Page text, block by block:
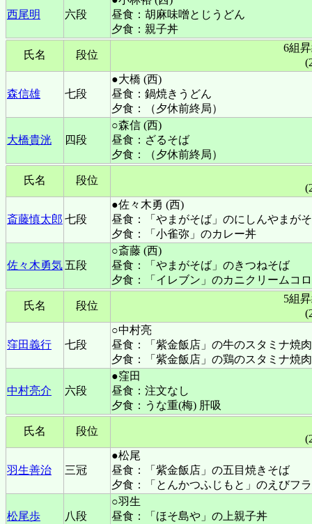
西尾明 六段
昼食：胡麻味噌とじうどん
夕食：親子丼
氏名 段位
6組
森信雄 七段
●大橋 (西)
昼食：鍋焼きうどん
夕食：（夕休前終局）
大橋貴洸 四段
○森信 (西)
昼食：ざるそば
夕食：（夕休前終局）
氏名 段位
斎藤慎太郎 七段
●佐々木勇 (西)
昼食：「やまがそば」のにしんやまが
夕食：「小雀弥」のカレー丼
佐々木勇気 五段
○斎藤 (西)
昼食：「やまがそば」のきつねそば
夕食：「イレブン」のカニクリームコ
氏名 段位
5組
窪田義行 七段
○中村亮
昼食：「紫金飯店」の牛のスタミナ焼
夕食：「紫金飯店」の鶏のスタミナ焼
中村亮介 六段
●窪田
昼食：注文なし
夕食：うな重(梅) 肝吸
氏名 段位
羽生善治 三冠
●松尾
昼食：「紫金飯店」の五目焼きそば
夕食：「とんかつふじもと」のえびフ
松尾歩 八段
○羽生
昼食：「ほそ島や」の上親子丼